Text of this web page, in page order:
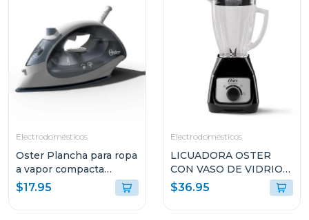
Electrodomésticos
Oster Plancha para ropa
a vapor compacta
gcstbs
$17.95
Electrodomésticos
LICUADORA OSTER
CON VASO DE VIDRIO
DE 1.5L Y CONTROL DE
PERILLA BLSTKAGBRD
$36.95